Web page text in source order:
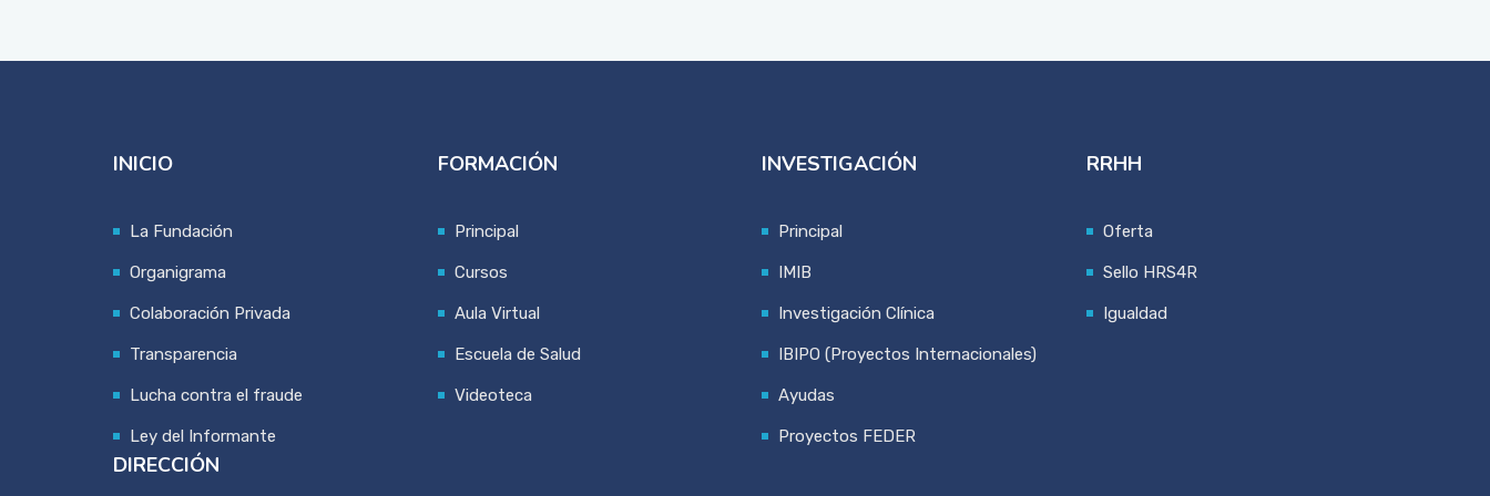
INICIO
La Fundación
Organigrama
Colaboración Privada
Transparencia
Lucha contra el fraude
Ley del Informante
FORMACIÓN
Principal
Cursos
Aula Virtual
Escuela de Salud
Videoteca
INVESTIGACIÓN
Principal
IMIB
Investigación Clínica
IBIPO (Proyectos Internacionales)
Ayudas
Proyectos FEDER
RRHH
Oferta
Sello HRS4R
Igualdad
DIRECCIÓN